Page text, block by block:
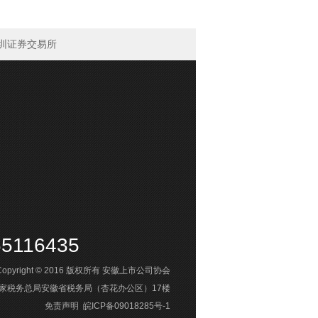
证券交易所
© 2016 版权所有 安徽上市公司协会
税务总局安徽省税务局（杏花办公区）17楼
免责声明 皖ICP备09018285号-1